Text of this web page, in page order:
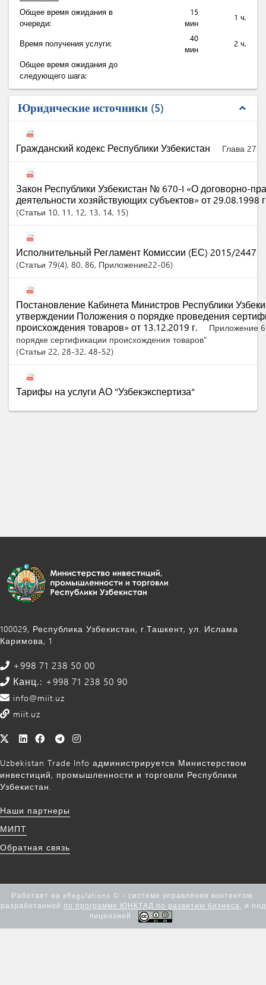
Общее время ожидания в
очереди:
15
мин
1 ч.
Время получения услуги:
40
мин
2 ч.
Общее время ожидания до
следующего шага:
Юридические источники 5 expand_less
Гражданский кодекс Республики Узбекистан Глава 27
Закон Республики Узбекистан № 670-I «О договорно-
деятельности хозяйствующих субъектов» от 29.08.1998
Статьи 10, 11 , 12, 13, 14, 15
Исполнительный Регламент Комиссии (ЕС) 2015/2447
Статьи 79(4), 80, 86, Приложение22-06
Постановление Кабинета Министров Республики
утверждении Положения о порядке проведения
происхождения товаров» от 13.12.2019 г.
Приложение
порядке сертификации происхождения товаров"
Статьи 22, 28-32, 48-52
Тарифы на услуги АО "Узбекэкспертиза"
100029, Республика Узбекистан, г.Ташкент, ул. Ислама
Каримова, 1
+998 71 238 50 00
Канц.: +998 71 238 50 90
info@miit.uz
miit.uz
Uzbekistan Trade Info администрируется Министерством
инвестиций, промышленности и торговли Республики
Узбекистан.
Наши партнеры
МИПТ
Обратная связь
Работает на eRegulations © - системе управления контентом,
разработанной по программе ЮНКТАД по развитию бизнеса,
и под
лицензией